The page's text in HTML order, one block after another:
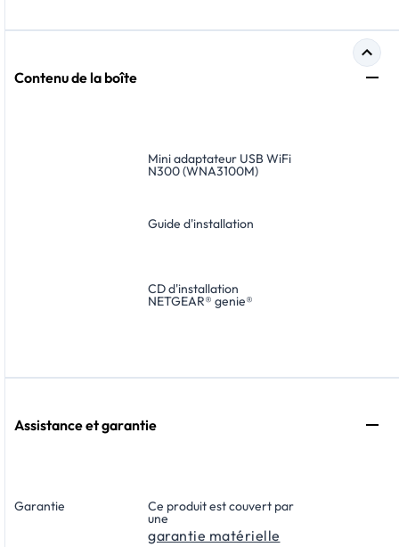
Contenu de la boîte
Mini adaptateur USB WiFi
N300 (WNA3100M)
Guide d'installation
CD d'installation
NETGEAR® genie®
Assistance et garantie
Garantie Ce produit est couvert par
une
garantie matérielle